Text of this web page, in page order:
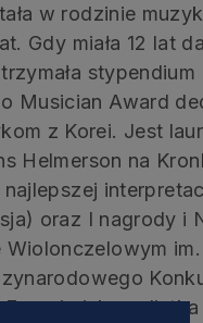
w rodzinie
Gdy miała 12 lat
Musician Award
z Korei. Jest
Helmerson na
oraz I nagrody i
jako